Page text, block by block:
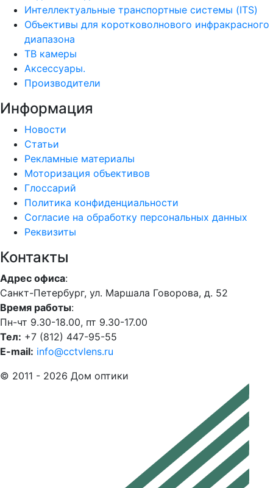
Интеллектуальные транспортные системы (ITS)
Объективы для коротковолнового инфракрасного
диапазона
ТВ камеры
Аксессуары.
Производители
Информация
Новости
Статьи
Рекламные материалы
Моторизация объективов
Глоссарий
Политика конфиденциальности
Согласие на обработку персональных данных
Реквизиты
Контакты
Адрес офиса:
Санкт-Петербург, ул. Маршала Говорова, д. 52
Время работы:
Пн-чт 9.30-18.00, пт 9.30-17.00
Тел: +7 (812) 447-95-55
E-mail: info@cctvlens.ru
© 2011 - 2026 Дом оптики